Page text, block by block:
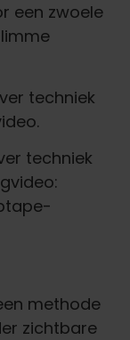
een zwoele
techniek
techniek
methode
zichtbare